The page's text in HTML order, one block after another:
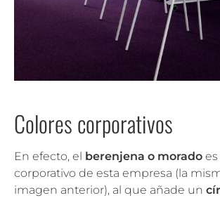
Colores corporativos
En efecto, el berenjena o morado
corporativo de esta empresa (la
imagen anterior), al que añade un